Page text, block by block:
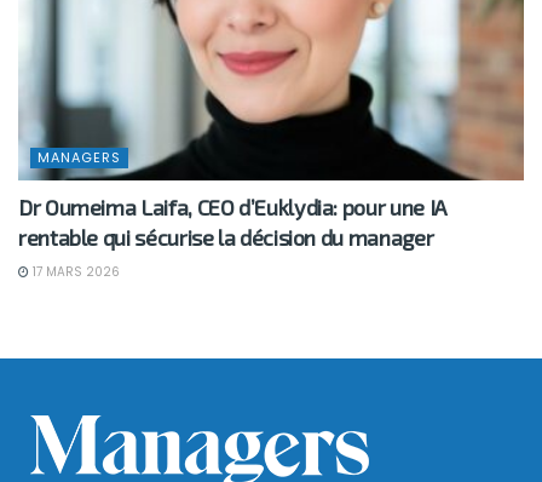
MANAGERS
Dr Oumeima Laifa, CEO d’Euklydia: pour une IA
rentable qui sécurise la décision du manager
17 MARS 2026